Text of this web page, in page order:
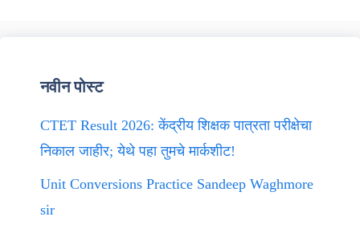
नवीन पोस्ट
CTET Result 2026: केंद्रीय शिक्षक पात्रता परीक्षेचा
निकाल जाहीर; येथे पहा तुमचे मार्कशीट!
Unit Conversions Practice Sandeep Waghmore
sir